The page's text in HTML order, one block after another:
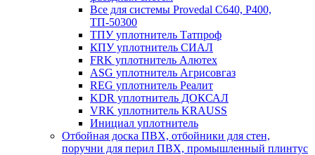
Все для системы Provedal С640, Р400,
ТП-50300
ТПУ уплотнитель Татпроф
КПУ уплотнитель СИАЛ
FRK уплотнитель Алютех
ASG уплотнитель Агрисовгаз
REG уплотнитель Реалит
KDR уплотнитель ДОКСАЛ
VRK уплотнитель KRAUSS
Инициал уплотнитель
Отбойная доска ПВХ, отбойники для стен,
поручни для перил ПВХ, промышленный плинтус